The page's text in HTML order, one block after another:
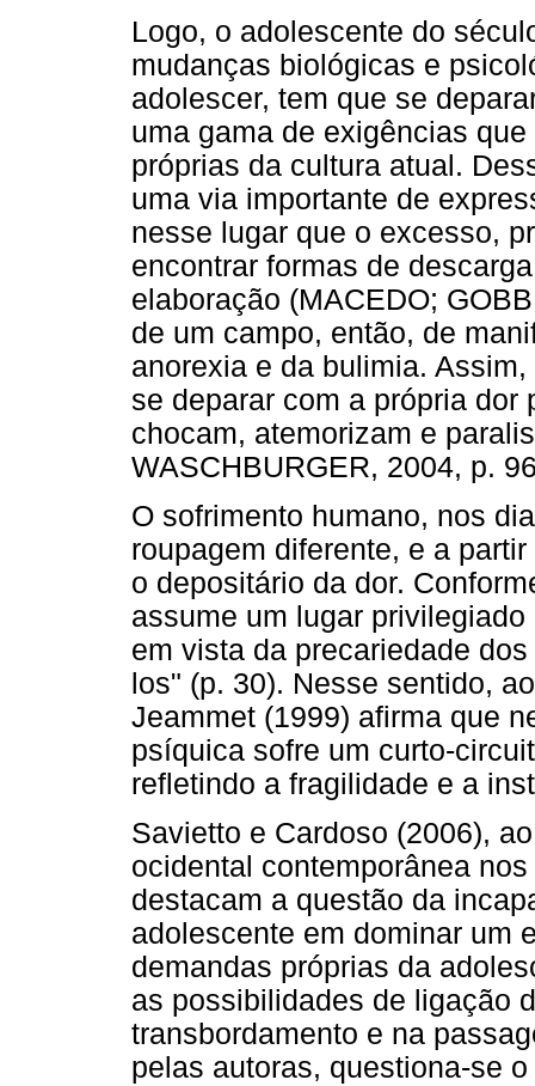
Logo, o adolescente do
mudanças biológicas e
adolescer, tem que se
uma gama de exigências
próprias da cultura atual.
uma via importante de
nesse lugar que o excesso,
encontrar formas de
elaboração (MACEDO;
de um campo, então, de
anorexia e da bulimia.
se deparar com a própria
chocam, atemorizam e
WASCHBURGER, 2004, p.
O sofrimento humano, nos
roupagem diferente, e a
o depositário da dor.
assume um lugar
em vista da precariedade
los" (p. 30). Nesse sentido,
Jeammet (1999) afirma que
psíquica sofre um curto-
refletindo a fragilidade e a
Savietto e Cardoso (2006),
ocidental contemporânea
destacam a questão da
adolescente em dominar um
demandas próprias da
as possibilidades de ligação
transbordamento e na
pelas autoras, questiona-se